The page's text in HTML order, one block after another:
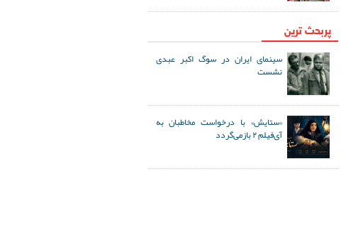
پربحث ترین
سینمای ایران در سوگ اکبر عبدی
نشست
«ستایش» با درخواست مخاطبان به
آی‌فیلم ۲ بازمی‌گردد